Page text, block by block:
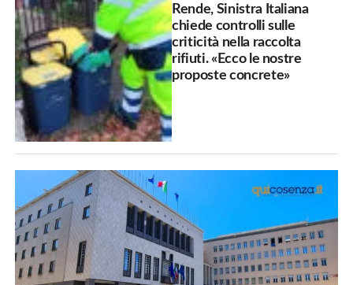
Rende, Sinistra Italiana
chiede controlli sulle
criticità nella raccolta
rifiuti. «Ecco le nostre
proposte concrete»